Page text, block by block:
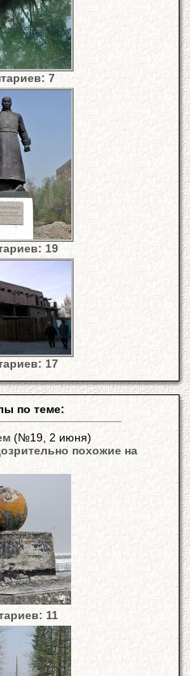
7
19
17
по теме:
(№19, 2 июня)
похожие на
11